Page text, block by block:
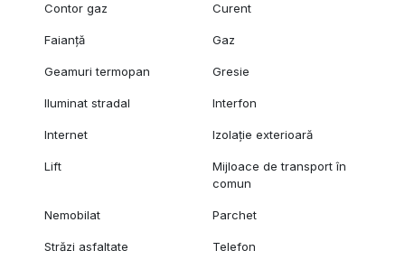
Contor gaz Curent
Faianță Gaz
Geamuri termopan Gresie
Iluminat stradal Interfon
Internet Izolație exterioară
Lift
Mijloace de transport în
comun
Nemobilat Parchet
Străzi asfaltate Telefon